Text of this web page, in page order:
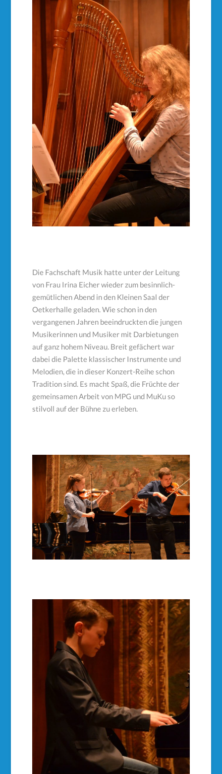
Die Fachschaft Musik hatte unter der Leitung
von Frau Irina Eicher wieder zum besinnlich-
gemütlichen Abend in den Kleinen Saal der
Oetkerhalle geladen. Wie schon in den
vergangenen Jahren beeindruckten die jungen
Musikerinnen und Musiker mit Darbietungen
auf ganz hohem Niveau. Breit gefächert war
dabei die Palette klassischer Instrumente und
Melodien, die in dieser Konzert-Reihe schon
Tradition sind. Es macht Spaß, die Früchte der
gemeinsamen Arbeit von MPG und MuKu so
stilvoll auf der Bühne zu erleben.